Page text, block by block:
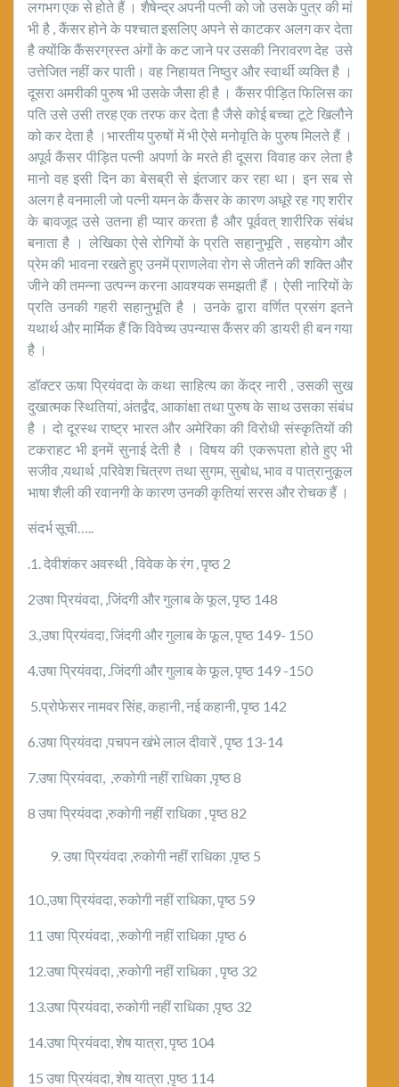
लगभग एक से होते हैं । शैषेन्द्र अपनी पत्नी को जो उसके पुत्र की मां
भी है , कैंसर होने के पश्चात इसलिए अपने से काटकर अलग कर देता
है क्योंकि कैंसरग्रस्त अंगों के कट जाने पर उसकी निरावरण देह उसे
उत्तेजित नहीं कर पाती। वह निहायत निष्ठुर और स्वार्थी व्यक्ति है ।
दूसरा अमरीकी पुरुष भी उसके जैसा ही है । कैंसर पीड़ित फिलिस का
पति उसे उसी तरह एक तरफ कर देता है जैसे कोई बच्चा टूटे खिलौने
को कर देता है ।भारतीय पुरुषों में भी ऐसे मनोवृति के पुरुष मिलते हैं ।
अपूर्व कैंसर पीड़ित पत्नी अपर्णा के मरते ही दूसरा विवाह कर लेता है
मानो वह इसी दिन का बेसब्री से इंतजार कर रहा था। इन सब से
अलग है वनमाली जो पत्नी यमन के कैंसर के कारण अधूरे रह गए शरीर
के बावजूद उसे उतना ही प्यार करता है और पूर्ववत् शारीरिक संबंध
बनाता है । लेखिका ऐसे रोगियों के प्रति सहानुभूति , सहयोग और
प्रेम की भावना रखते हुए उनमें प्राणलेवा रोग से जीतने की शक्ति और
जीने की तमन्ना उत्पन्न करना आवश्यक समझती हैं । ऐसी नारियों के
प्रति उनकी गहरी सहानुभूति है । उनके द्वारा वर्णित प्रसंग इतने
यथार्थ और मार्मिक हैं कि विवेच्य उपन्यास कैंसर की डायरी ही बन गया
है ।
डॉक्टर ऊषा प्रियंवदा के कथा साहित्य का केंद्र नारी , उसकी सुख
दुखात्मक स्थितियां, अंतर्द्वंद, आकांक्षा तथा पुरुष के साथ उसका संबंध
है । दो दूरस्थ राष्ट्र भारत और अमेरिका की विरोधी संस्कृतियों की
टकराहट भी इनमें सुनाई देती है । विषय की एकरूपता होते हुए भी
सजीव ,यथार्थ ,परिवेश चित्रण तथा सुगम, सुबोध, भाव व पात्रानुकूल
भाषा शैली की रवानगी के कारण उनकी कृतियां सरस और रोचक हैं ।
संदर्भ सूची…..
.1. देवीशंकर अवस्थी , विवेक के रंग , पृष्ठ 2
2उषा प्रियंवदा, ,जिंदगी और गुलाब के फूल, पृष्ठ 148
3.,उषा प्रियंवदा, जिंदगी और गुलाब के फूल, पृष्ठ 149- 150
4.उषा प्रियंवदा, .जिंदगी और गुलाब के फूल, पृष्ठ 149 -150
5.प्रोफेसर नामवर सिंह, कहानी, नई कहानी, पृष्ठ 142
6.उषा प्रियंवदा ,पचपन खंभे लाल दीवारें , पृष्ठ 13-14
7.उषा प्रियंवदा, ,रुकोगी नहीं राधिका ,पृष्ठ 8
8 उषा प्रियंवदा ,रुकोगी नहीं राधिका , पृष्ठ 82
उषा प्रियंवदा ,रुकोगी नहीं राधिका ,पृष्ठ 5
10.,उषा प्रियंवदा, रुकोगी नहीं राधिका, पृष्ठ 59
11 उषा प्रियंवदा, ,रुकोगी नहीं राधिका ,पृष्ठ 6
12.उषा प्रियंवदा, ,रुकोगी नहीं राधिका , पृष्ठ 32
13.उषा प्रियंवदा, रुकोगी नहीं राधिका ,पृष्ठ 32
14.उषा प्रियंवदा, शेष यात्रा, पृष्ठ 104
15 उषा प्रियंवदा, शेष यात्रा ,पृष्ठ 114